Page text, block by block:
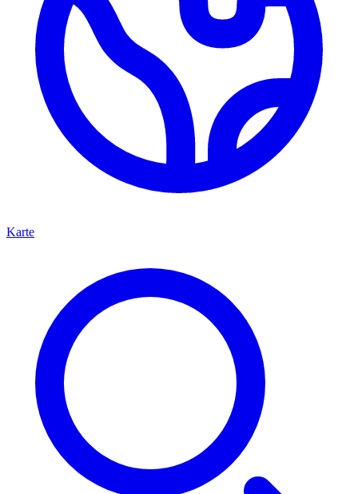
Karte